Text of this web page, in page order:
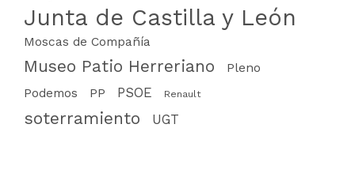
Junta de Castilla y León
Moscas de Compañía
Museo Patio Herreriano
Pleno
Podemos
PP PSOE Renault
soterramiento UGT